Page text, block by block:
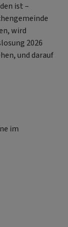
ist –
wird
2026
und darauf
im